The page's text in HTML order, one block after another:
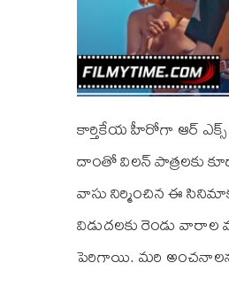
కార్తికేయ హీరోగా ఆర్‌ ఎక్స్
దాంతో విలన్ పాత్రలకు
వాసు నిర్మించిన ఈ
విడుదలకు రెండు
పెరిగాయి. మరి